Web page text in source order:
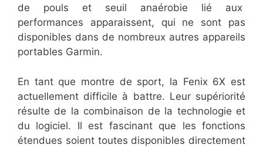
de pouls et seuil anaérobie lié aux
performances apparaissent, qui ne sont pas
disponibles dans de nombreux autres appareils
portables Garmin.
En tant que montre de sport, la Fenix 6X est
actuellement difficile à battre. Leur supériorité
résulte de la combinaison de la technologie et
du logiciel. Il est fascinant que les fonctions
étendues soient toutes disponibles directement